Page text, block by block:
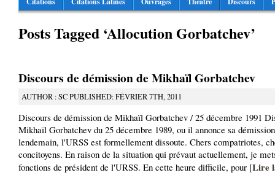
Posts Tagged ‘Allocution Gorbatchev’
Discours de démission de Mikhaïl Gorbatchev
AUTHOR : SC PUBLISHED: FÉVRIER 7TH, 2011
Discours de démission de Mikhaïl Gorbatchev / 25 décembre 1991
Mikhaïl Gorbatchev du 25 décembre 1989, ou il annonce sa
lendemain, l'URSS est formellement dissoute. Chers compatriotes,
concitoyens. En raison de la situation qui prévaut actuellement, je
fonctions de président de l'URSS. En cette heure difficile, pour [Lire